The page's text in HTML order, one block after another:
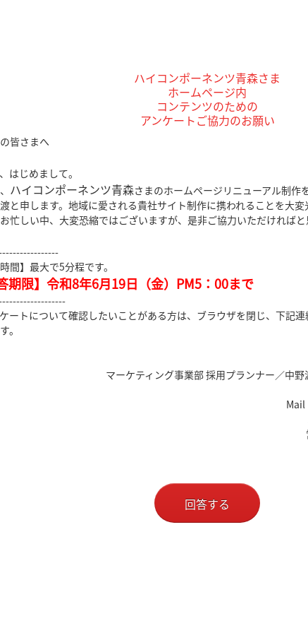
ハイコンポーネンツ青森さま
ホームページ内
コンテンツのための
アンケートご協力のお願い
皆さまへ
はじめまして。
ハイコンポーネンツ青森さまのホームページリニューアル制作
と申します。地域に愛される貴社サイト制作に携われることを大変
忙しい中、大変恐縮ではございますが、是非ご協力いただければと
時間】最大で5分程です。
期限】令和8年6月19日（金）PM5：00まで
ートについて確認したいことがある方は、ブラウザを閉じ、下記
。
マーケティング事業部 採用プランナー／中
回答する